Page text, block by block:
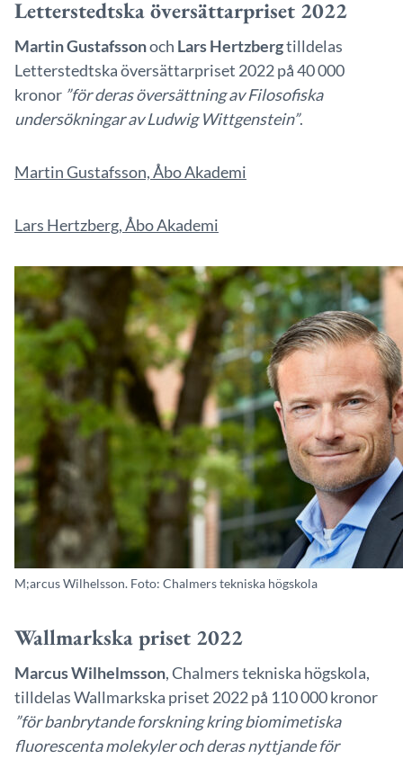
Letterstedtska översättarpriset 2022
Martin Gustafssonoch Lars Hertzbergtilldelas
Letterstedtska översättarpriset 2022 på 40 000
kronor ”för deras översättning av Filosofiska
undersökningar av Ludwig Wittgenstein”.
Martin Gustafsson, Åbo Akademi
Lars Hertzberg, Åbo Akademi
M;arcus Wilhelsson. Foto: Chalmers tekniska högskola
Wallmarkska priset 2022
Marcus Wilhelmsson, Chalmers tekniska högskola,
tilldelas Wallmarkska priset 2022 på 110 000 kronor
”för banbrytande forskning kring biomimetiska
fluorescenta molekyler och deras nyttjande för